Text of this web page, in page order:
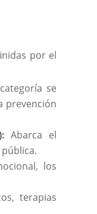
por el
se
prevención
Abarca el
los
terapias